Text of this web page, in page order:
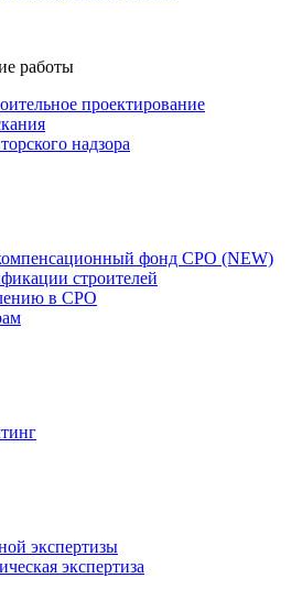
работы
проектирование
надзора
фонд СРО (NEW)
строителей
в СРО
экспертизы
экспертиза